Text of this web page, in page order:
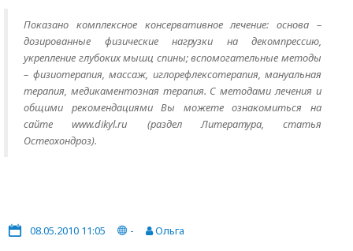
Показано комплексное консервативное лечение: основа –
дозированные физические нагрузки на декомпрессию,
укрепление глубоких мышц спины; вспомогательные методы
– физиотерапия, массаж, иглорефлексотерапия, мануальная
терапия, медикаментозная терапия. С методами лечения и
общими рекомендациями Вы можете ознакомиться на
сайте www.dikyl.ru (раздел Литература, статья
Остеохондроз).
08.05.2010 11:05 -
Ольга